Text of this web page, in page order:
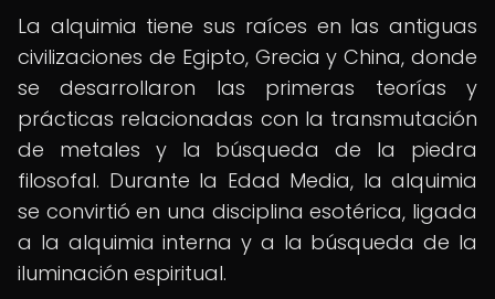
La alquimia tiene sus raíces en las antiguas
civilizaciones de Egipto, Grecia y China, donde
se desarrollaron las primeras teorías y
prácticas relacionadas con la transmutación
de metales y la búsqueda de la piedra
filosofal. Durante la Edad Media, la alquimia
se convirtió en una disciplina esotérica, ligada
a la alquimia interna y a la búsqueda de la
iluminación espiritual.